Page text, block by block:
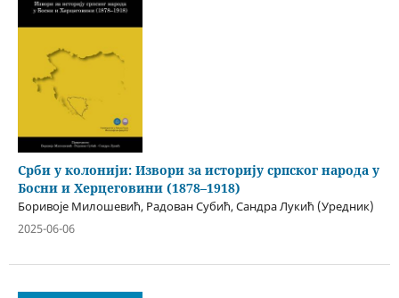
Срби у колонији: Извори за историју српског народа у
Босни и Херцеговини (1878–1918)
Боривоје Милошевић, Радован Субић, Сандра Лукић (Уредник)
2025-06-06